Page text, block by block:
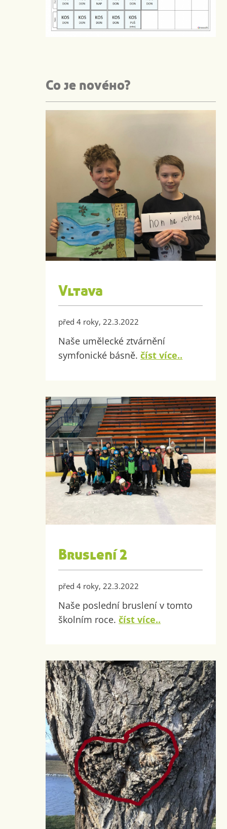
Co je nového?
Vltava
před 4 roky, 22.3.2022
Naše umělecké ztvárnění
symfonické básně.číst více..
Bruslení 2
před 4 roky, 22.3.2022
Naše poslední bruslení v tomto
školním roce.číst více..